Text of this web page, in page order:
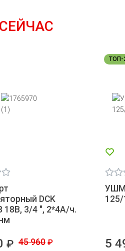
DCK
18В, 3/4 ", 2*4А/ч.
₽ 45 960 ₽
ТОП-
УШМ
5